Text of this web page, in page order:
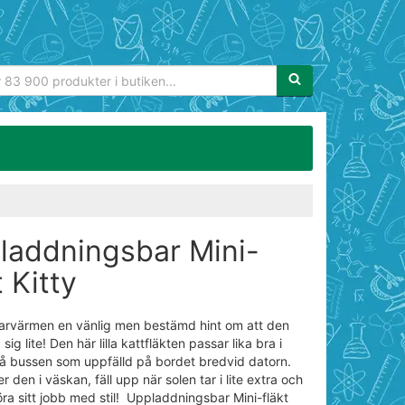
Sökfras:
Mini-
Kitty
en vänlig men bestämd hint om att den
sig lite! Den här lilla kattfläkten passar lika bra i
bussen som uppfälld på bordet bredvid datorn.
den i väskan, fäll upp när solen tar i lite extra och
sitt jobb med stil! Uppladdningsbar Mini-fläkt